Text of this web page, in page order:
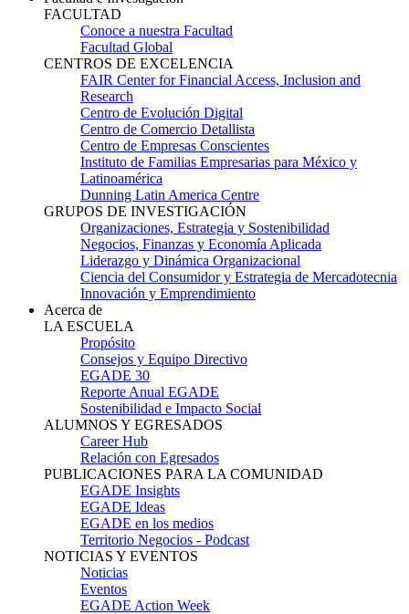
FACULTAD
Conoce a nuestra Facultad
Facultad Global
CENTROS DE EXCELENCIA
FAIR Center for Financial Access, Inclusion and
Research
Centro de Evolución Digital
Centro de Comercio Detallista
Centro de Empresas Conscientes
Instituto de Familias Empresarias para México y
Latinoamérica
Dunning Latin America Centre
GRUPOS DE INVESTIGACIÓN
Organizaciones, Estrategia y Sostenibilidad
Negocios, Finanzas y Economía Aplicada
Liderazgo y Dinámica Organizacional
Ciencia del Consumidor y Estrategia de Mercadotecnia
Innovación y Emprendimiento
Acerca de
LA ESCUELA
Propósito
Consejos y Equipo Directivo
EGADE 30
Reporte Anual EGADE
Sostenibilidad e Impacto Social
ALUMNOS Y EGRESADOS
Career Hub
Relación con Egresados
PUBLICACIONES PARA LA COMUNIDAD
EGADE Insights
EGADE Ideas
EGADE en los medios
Territorio Negocios - Podcast
NOTICIAS Y EVENTOS
Noticias
Eventos
EGADE Action Week